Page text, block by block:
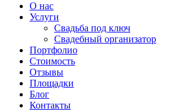
О нас
Услуги
Свадьба под ключ
Свадебный организатор
Портфолио
Стоимость
Отзывы
Площадки
Блог
Контакты